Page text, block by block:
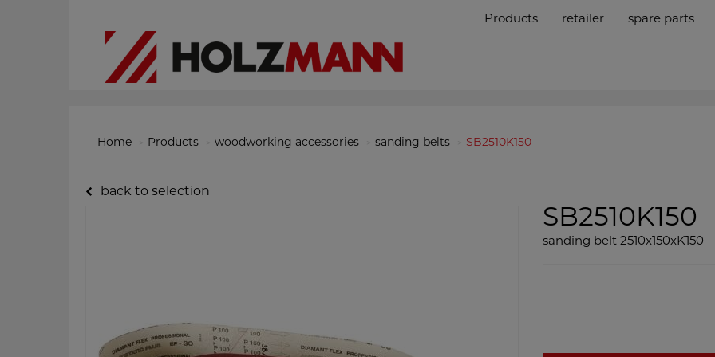
Products retailer spare parts
Home Products woodworking accessories sanding belts SB2510K150
back to selection
SB2510K150
sanding belt 2510x150xK150